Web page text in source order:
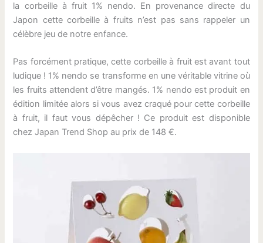
la corbeille à fruit 1% nendo. En provenance directe du
Japon cette corbeille à fruits n’est pas sans rappeler un
célèbre jeu de notre enfance.
Pas forcément pratique, cette corbeille à fruit est avant tout
ludique ! 1% nendo se transforme en une véritable vitrine où
les fruits attendent d’être mangés. 1% nendo est produit en
édition limitée alors si vous avez craqué pour cette corbeille
à fruit, il faut vous dépêcher ! Ce produit est disponible
chez Japan Trend Shop au prix de 148 €.